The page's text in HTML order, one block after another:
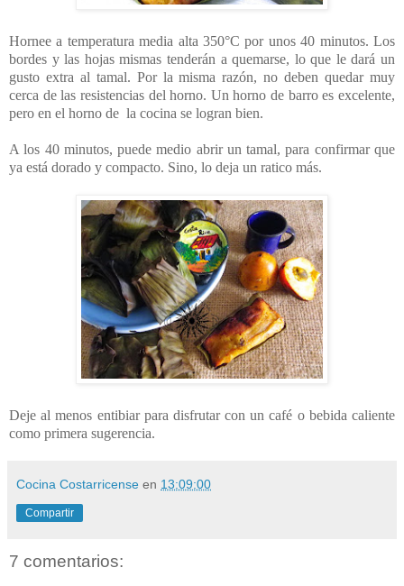
Hornee a temperatura media alta 350°C por unos 40 minutos. Los
bordes y las hojas mismas tenderán a quemarse, lo que le dará un
gusto extra al tamal. Por la misma razón, no deben quedar muy
cerca de las resistencias del horno. Un horno de barro es excelente,
pero en el horno de la cocina se logran bien.
A los 40 minutos, puede medio abrir un tamal, para confirmar que
ya está dorado y compacto. Sino, lo deja un ratico más.
Deje al menos entibiar para disfrutar con un café o bebida caliente
como primera sugerencia.
Cocina Costarricense en 13:09:00
Compartir
7 comentarios: